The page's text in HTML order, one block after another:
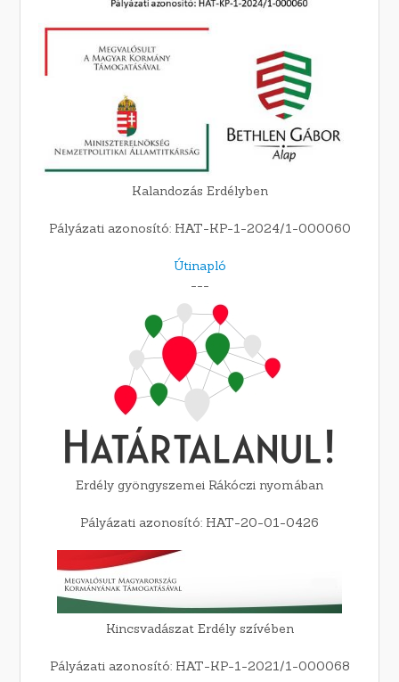
Kalandozás Erdélyben
Pályázati azonosító: HAT-KP-1-2024/1-000060
Útinapló
---
Erdély gyöngyszemei Rákóczi nyomában
Pályázati azonosító: HAT-20-01-0426
Kincsvadászat Erdély szívében
Pályázati azonosító: HAT-KP-1-2021/1-000068